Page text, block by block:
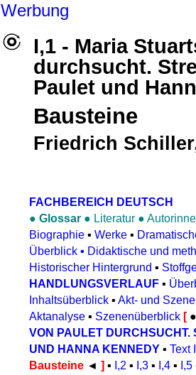
Werbung
I,1 - Maria
durchsucht.
Paulet und
Bausteine
Friedrich
FACHBEREICH DEUTSCH
● Glossar ● Literatur ●
Biographie ▪ Werke ▪
Überblick ▪ Didaktische und
Historischer Hintergrund ▪
HANDLUNGSVERLAUF ▪
Inhaltsüberblick ▪ Akt- und
Aktanalyse ▪ Szenenüberblick [
VON PAULET
UND HANNA KENNEDY ▪ Text
Bausteine ◄ ] ▪ I,2 ▪ I,3 ▪ I,4 ▪ I,5